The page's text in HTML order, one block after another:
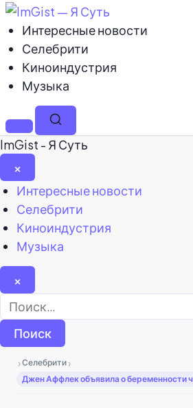
Интересные новости
Селебрити
Киноиндустрия
Музыка
МенюПоиск
ImGist - Я Суть
×
Закрыть
меню
Интересные новости
Селебрити
Киноиндустрия
Музыка
×
Найти:
›Селебрити ›
Джен Аффлек объявила о беременности